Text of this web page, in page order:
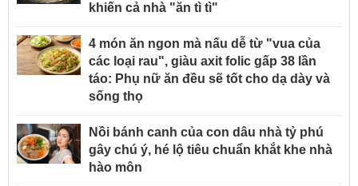
khiến cả nhà "ăn tì tì"
4 món ăn ngon mà nấu dễ từ "vua của
các loại rau", giàu axit folic gấp 38 lần
táo: Phụ nữ ăn đều sẽ tốt cho dạ dày và
sống thọ
Nồi bánh canh của con dâu nhà tỷ phú
gây chú ý, hé lộ tiêu chuẩn khắt khe nhà
hào môn